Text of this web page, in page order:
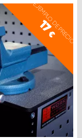
EJEMPLO DE PRECIO
17
€